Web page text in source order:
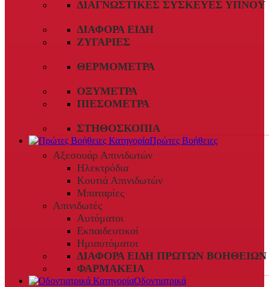
ΔΙΑΓΝΩΣΤΙΚΈΣ ΣΥΣΚΕΥΈΣ ΎΠΝΟΥ
ΔΙΆΦΟΡΑ ΕΊΔΗ
ΖΥΓΑΡΙΈΣ
ΘΕΡΜΌΜΕΤΡΑ
ΟΞΎΜΕΤΡΑ
ΠΙΕΣΌΜΕΤΡΑ
ΣΤΗΘΟΣΚΌΠΙΑ
Πρώτες Βοήθειες
Αξεσουάρ Απινιδωτών
Ηλεκτρόδια
Κουτιά Απινιδωτών
Μπαταρίες
Απινιδωτές
Αυτόματοι
Εκπαιδευτικοί
Ημιαυτόματοι
ΔΙΆΦΟΡΑ ΕΊΔΗ ΠΡΏΤΩΝ ΒΟΗΘΕΙΏΝ
ΦΑΡΜΑΚΕΊΑ
Οδοντιατρικά